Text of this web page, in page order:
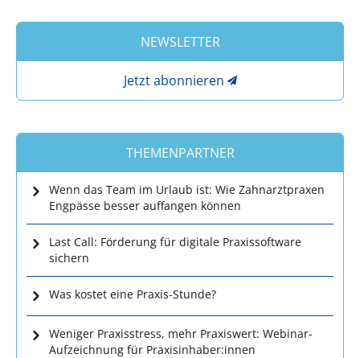
NEWSLETTER
Jetzt abonnieren
THEMENPARTNER
Wenn das Team im Urlaub ist: Wie Zahnarztpraxen
Engpässe besser auffangen können
Last Call: Förderung für digitale Praxissoftware
sichern
Was kostet eine Praxis-Stunde?
Weniger Praxisstress, mehr Praxiswert: Webinar-
Aufzeichnung für Praxisinhaber:innen